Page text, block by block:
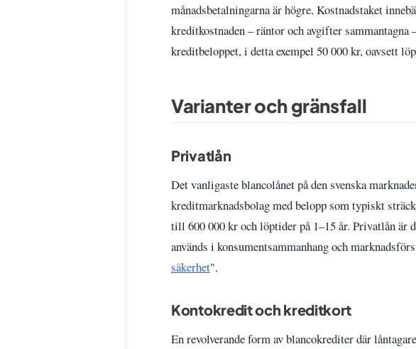
månadsbetalningarna är högre. Kostnadstaket
kreditkostnaden – räntor och avgifter sammantagna
kreditbeloppet, i detta exempel 50 000 kr, oavsett
Varianter och gränsfall
Privatlån
Det vanligaste blancolånet på den svenska
kreditmarknadsbolag med belopp som typiskt
till 600 000 kr och löptider på 1–15 år. Privatlån är
används i konsumentsammanhang och
säkerhet".
Kontokredit och kreditkort
En revolverande form av blancokrediter där